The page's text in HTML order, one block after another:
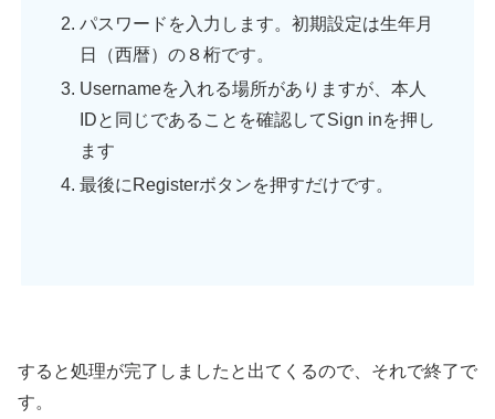
パスワードを入力します。初期設定は生年月
日（西暦）の８桁です。
Usernameを入れる場所がありますが、本人
IDと同じであることを確認してSign inを押し
ます
最後にRegisterボタンを押すだけです。
すると処理が完了しましたと出てくるので、それで終了で
す。